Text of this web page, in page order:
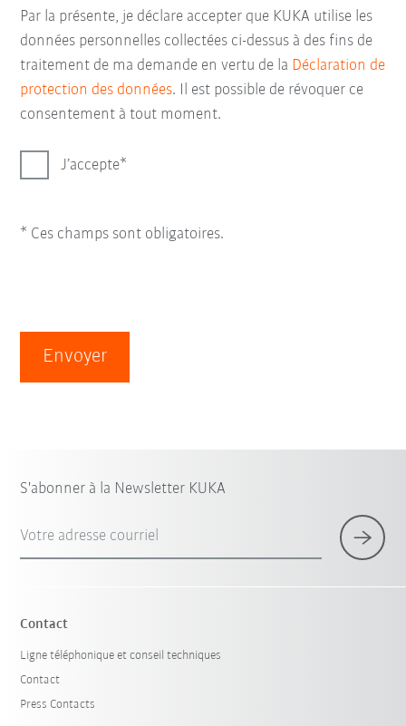
Par la présente, je déclare accepter que KUKA utilise les
données personnelles collectées ci-dessus à des fins de
traitement de ma demande en vertu de la Déclaration de
protection des données. Il est possible de révoquer ce
consentement à tout moment.
J’accepte
* Ces champs sont obligatoires.
Envoyer
S'abonner à la Newsletter KUKA
Votre adresse courriel
Contact
Ligne téléphonique et conseil techniques
Contact
Press Contacts